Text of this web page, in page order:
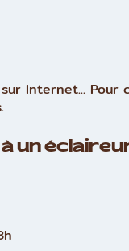
Internet... Pour
un